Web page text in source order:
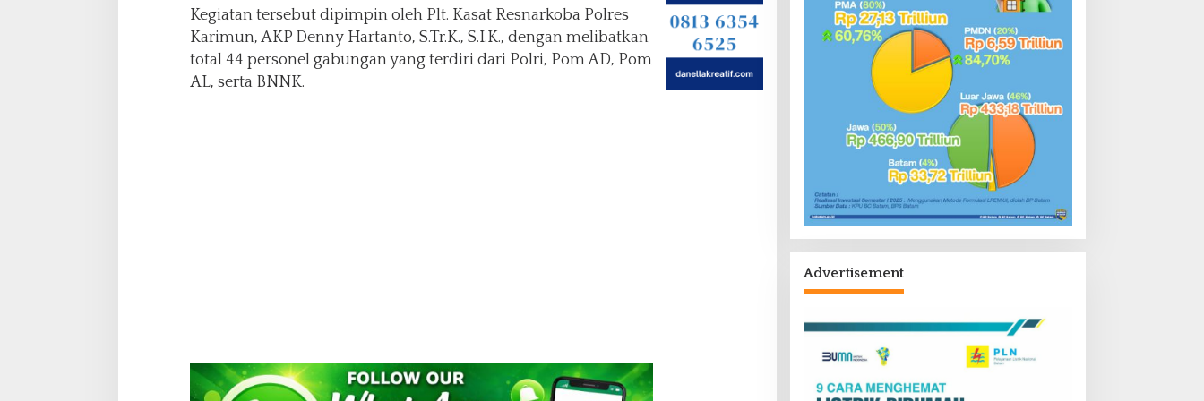
Kegiatan tersebut dipimpin oleh Plt. Kasat Resnarkoba Polres
Karimun, AKP Denny Hartanto, S.Tr.K., S.I.K., dengan melibatkan
total 44 personel gabungan yang terdiri dari Polri, Pom AD, Pom
AL, serta BNNK.
Advertisement